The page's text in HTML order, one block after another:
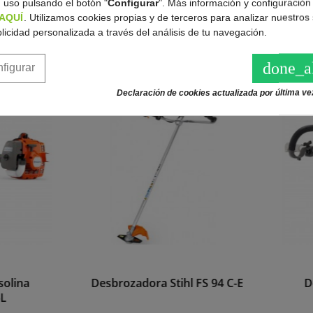
Stihl FS 94 C-E
Desbrozadora a
AQUÍ
. Utilizamos cookies propias y de terceros para analizar nuestros
personalizada a través del análisis de tu navegación.
Declaración de cookies actualizada por última